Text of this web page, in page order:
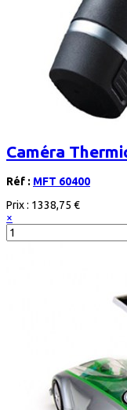
Caméra
Réf : MFT 60400
Prix : 1338,75 €
×